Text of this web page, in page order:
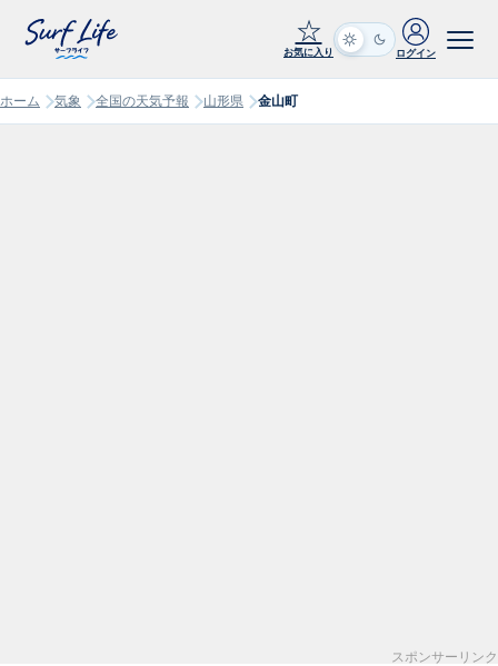
☆
お気に入り ログイン
ホーム 気象 全国の天気予報 山形県 金山町
スポンサーリンク